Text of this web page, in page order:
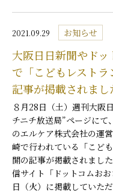
2021.09.29 お知らせ
大阪日日新聞やド
で「こどもレスト
記事が掲載されまし
８月28日（土）週刊大阪
チニチ放送局”ページにて
のエルケア株式会社の運
崎で行われている「こど
開の記事が掲載されまし
信サイト「ドットコムお
日（火）に掲載していた